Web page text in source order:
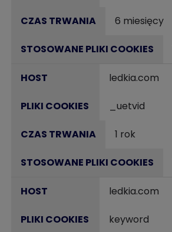
6 miesięcy
ledkia.com
_uetvid
1 rok
ledkia.com
keyword